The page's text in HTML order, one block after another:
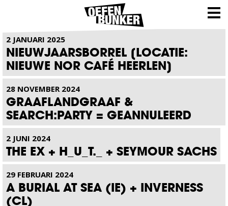
NIEUWS
2 JANUARI 2025
NIEUWJAARSBORREL [LOCATIE:
NIEUWE NOR CAFÉ HEERLEN]
28 NOVEMBER 2024
GRAAFLANDGRAAF &
SEARCH:PARTY = GEANNULEERD
2 JUNI 2024
THE EX + H_U_T._ + SEYMOUR SACHS
29 FEBRUARI 2024
A BURIAL AT SEA (IE) + INVERNESS
(CL)